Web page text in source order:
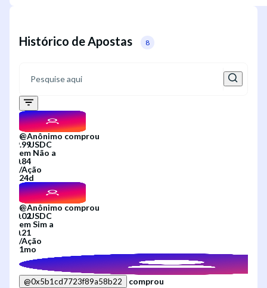
Histórico de Apostas 8
@Anônimo comprou
em Não a
/Ação
24d
@Anônimo comprou
emSim a
/Ação
1mo
@0x5b1cd7723f89a58b22 comprou